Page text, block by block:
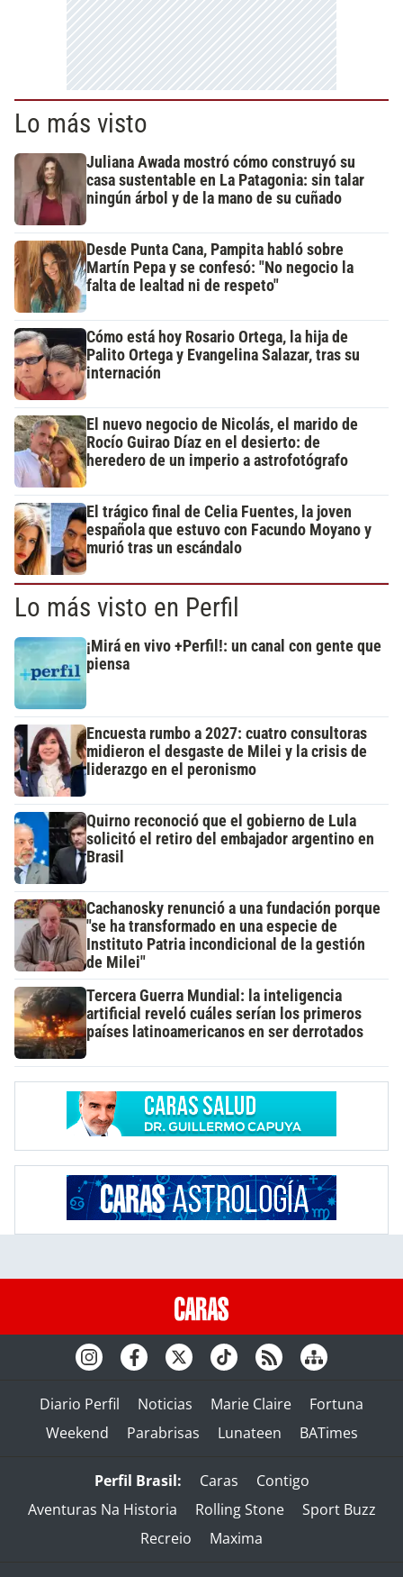
Lo más visto
Juliana Awada mostró cómo construyó su
casa sustentable en La Patagonia: sin talar
ningún árbol y de la mano de su cuñado
Desde Punta Cana, Pampita habló sobre
Martín Pepa y se confesó: "No negocio la
falta de lealtad ni de respeto"
Cómo está hoy Rosario Ortega, la hija de
Palito Ortega y Evangelina Salazar, tras su
internación
El nuevo negocio de Nicolás, el marido de
Rocío Guirao Díaz en el desierto: de
heredero de un imperio a astrofotógrafo
El trágico final de Celia Fuentes, la joven
española que estuvo con Facundo Moyano y
murió tras un escándalo
Lo más visto en Perfil
¡Mirá en vivo +Perfil!: un canal con gente que
piensa
Encuesta rumbo a 2027: cuatro consultoras
midieron el desgaste de Milei y la crisis de
liderazgo en el peronismo
Quirno reconoció que el gobierno de Lula
solicitó el retiro del embajador argentino en
Brasil
Cachanosky renunció a una fundación porque
"se ha transformado en una especie de
Instituto Patria incondicional de la gestión
de Milei"
Tercera Guerra Mundial: la inteligencia
artificial reveló cuáles serían los primeros
países latinoamericanos en ser derrotados
Diario Perfil Noticias Marie Claire
Fortuna
Weekend
Parabrisas Lunateen BATimes
Perfil Brasil: Caras
Contigo
Aventuras Na Historia
Rolling Stone
Sport Buzz
Recreio
Maxima